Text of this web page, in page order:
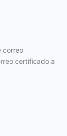
correo
certificado a